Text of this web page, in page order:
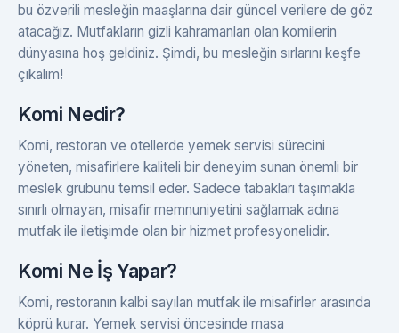
bu özverili mesleğin maaşlarına dair güncel verilere de göz
atacağız. Mutfakların gizli kahramanları olan komilerin
dünyasına hoş geldiniz. Şimdi, bu mesleğin sırlarını keşfe
çıkalım!
Komi Nedir?
Komi, restoran ve otellerde yemek servisi sürecini
yöneten, misafirlere kaliteli bir deneyim sunan önemli bir
meslek grubunu temsil eder. Sadece tabakları taşımakla
sınırlı olmayan, misafir memnuniyetini sağlamak adına
mutfak ile iletişimde olan bir hizmet profesyonelidir.
Komi Ne İş Yapar?
Komi, restoranın kalbi sayılan mutfak ile misafirler arasında
köprü kurar. Yemek servisi öncesinde masa